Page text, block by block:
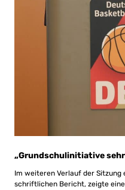
„Grundschulinitiative
Im weiteren Verlauf der Sitzung
schriftlichen Bericht, zeigte